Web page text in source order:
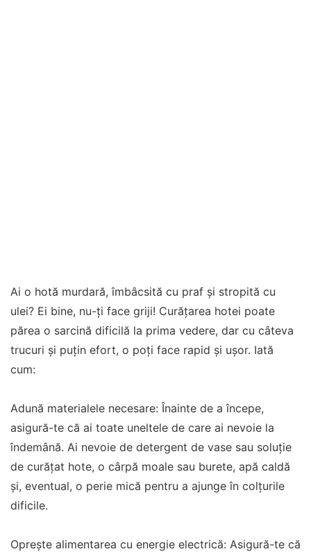
Ai o hotă murdară, îmbâcsită cu praf și stropită cu
ulei? Ei bine, nu-ți face griji! Curățarea hotei poate
părea o sarcină dificilă la prima vedere, dar cu câteva
trucuri și puțin efort, o poți face rapid și ușor. Iată
cum:
Adună materialele necesare: Înainte de a începe,
asigură-te că ai toate uneltele de care ai nevoie la
îndemână. Ai nevoie de detergent de vase sau soluție
de curățat hote, o cârpă moale sau burete, apă caldă
și, eventual, o perie mică pentru a ajunge în colțurile
dificile.
Oprește alimentarea cu energie electrică: Asigură-te că